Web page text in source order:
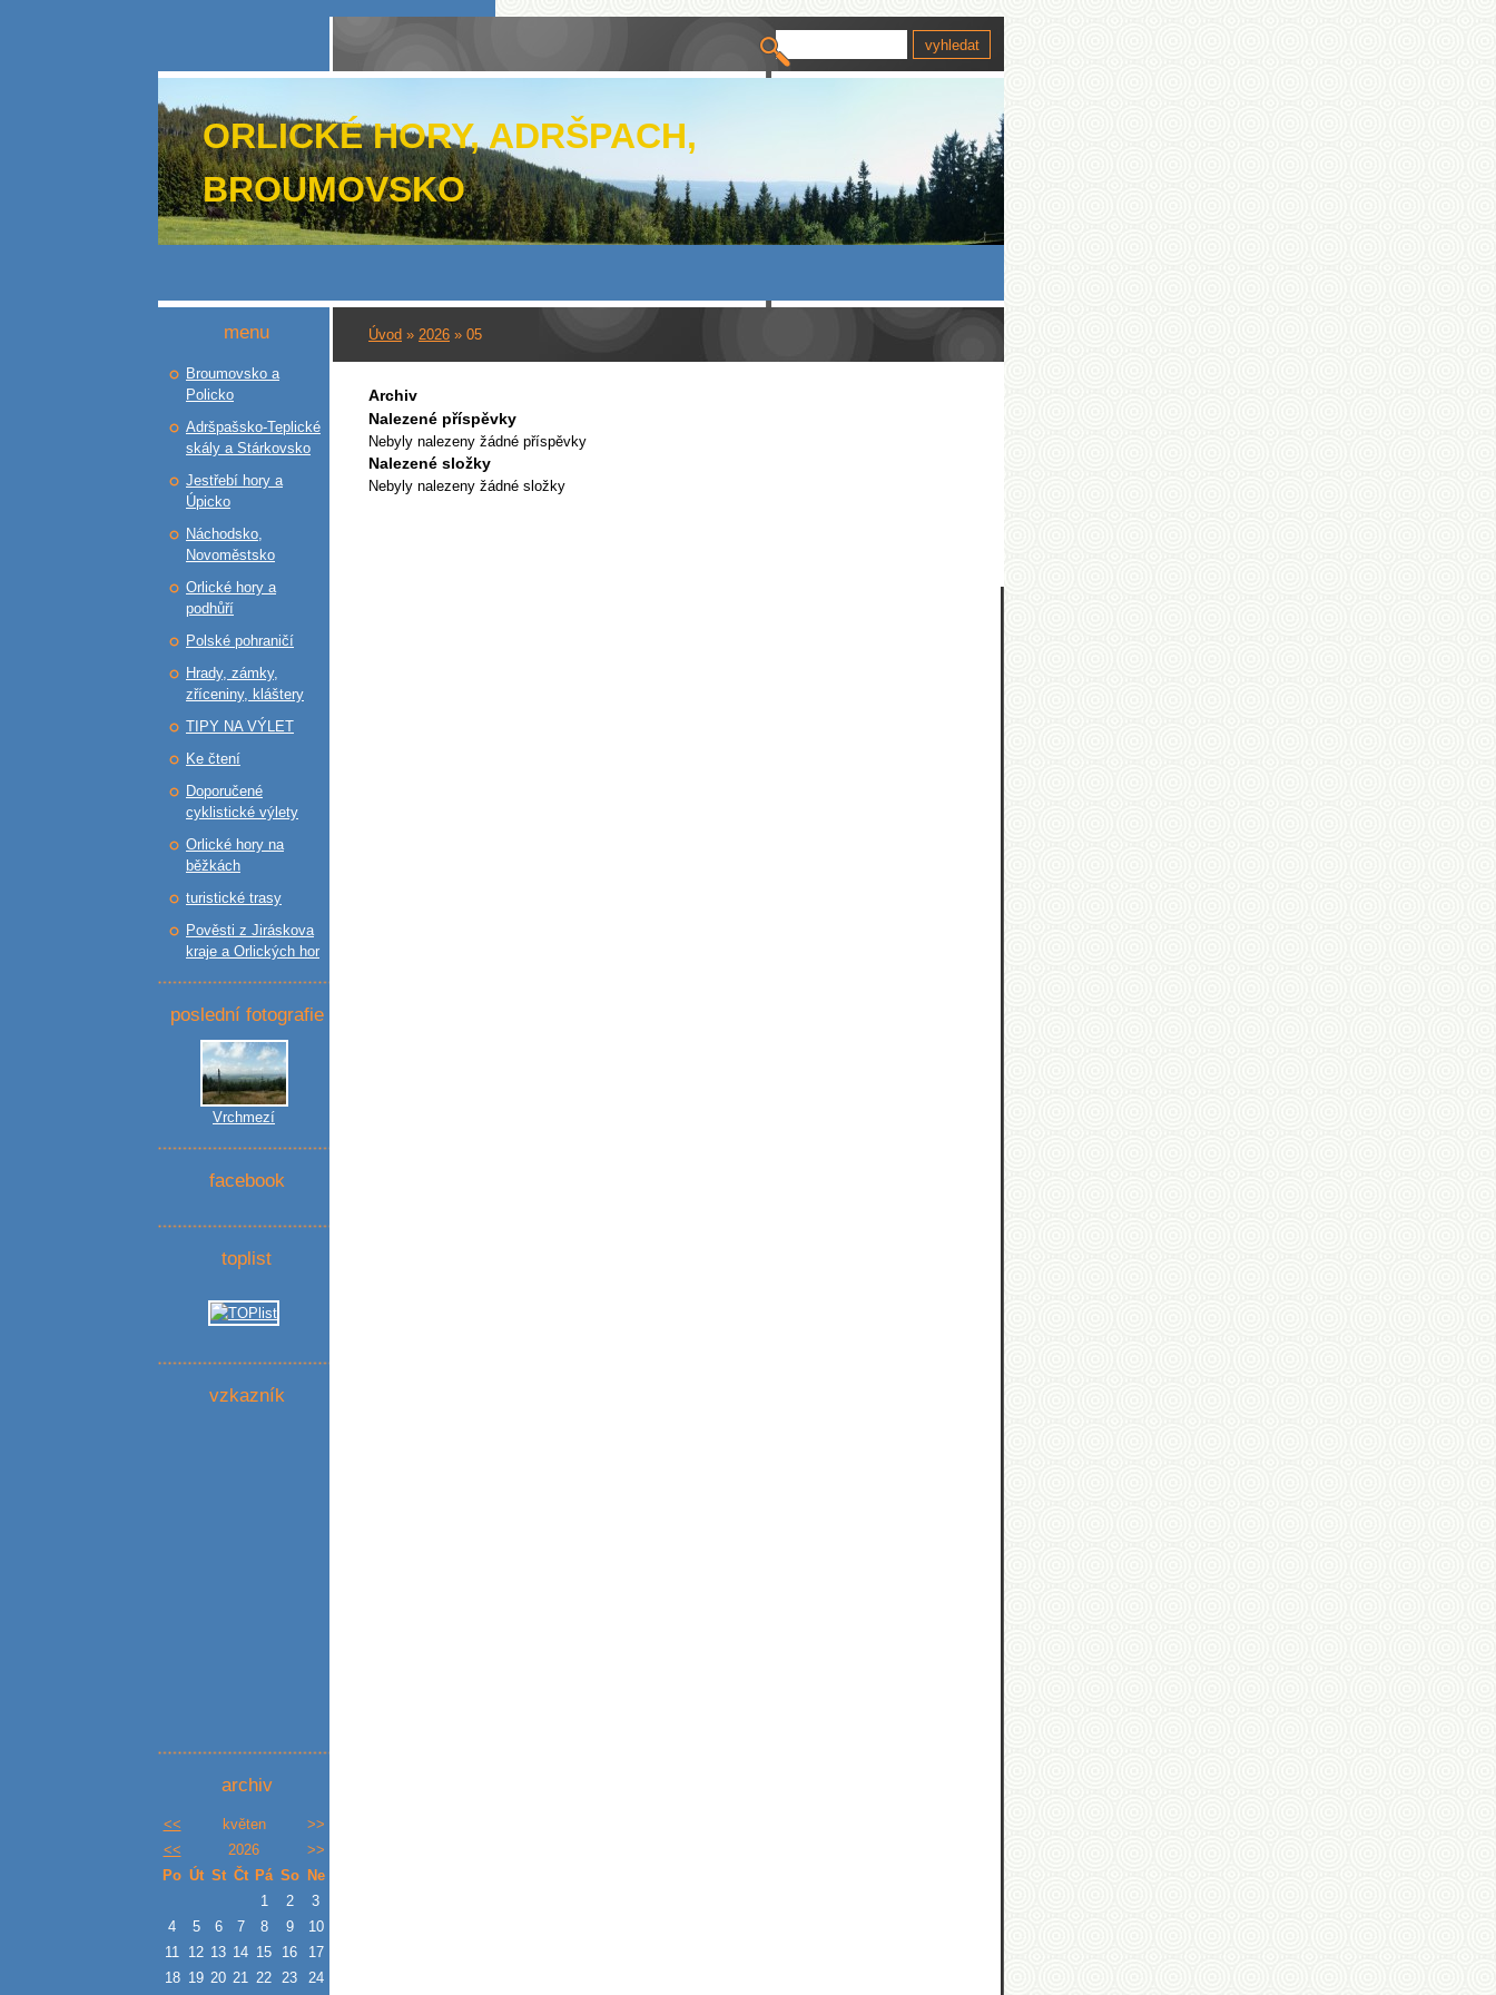
ORLICKÉ HORY, ADRŠPACH,
BROUMOVSKO
Úvod » 2026 » 05
Archiv
Nalezené příspěvky
Nebyly nalezeny žádné příspěvky
Nalezené složky
Nebyly nalezeny žádné složky
menu
Broumovsko a
Policko
Adršpašsko-Teplické
skály a Stárkovsko
Jestřebí hory a
Úpicko
Náchodsko,
Novoměstsko
Orlické hory a
podhůří
Polské pohraničí
Hrady, zámky,
zříceniny, kláštery
TIPY NA VÝLET
Ke čtení
Doporučené
cyklistické výlety
Orlické hory na
běžkách
turistické trasy
Pověsti z Jiráskova
kraje a Orlických hor
poslední fotografie
Vrchmezí
facebook
toplist
vzkazník
archiv
<< květen
>>
<<
2026
>>
Po Út St Čt Pá So
Ne
1
2
3
4
5 6 7 8 9
10
11 12 13 14 15 16
17
18 19 20 21 22 23 24